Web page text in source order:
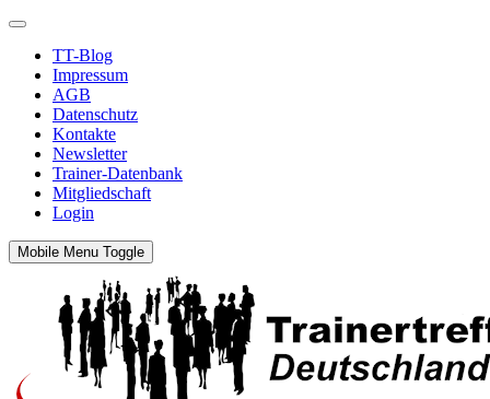
TT-Blog
Impressum
AGB
Datenschutz
Kontakte
Newsletter
Trainer-Datenbank
Mitgliedschaft
Login
Mobile Menu Toggle